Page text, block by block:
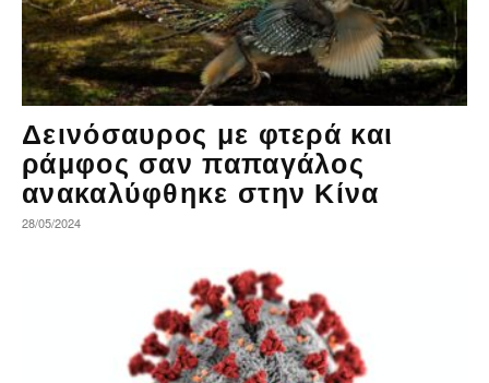
Δεινόσαυρος με φτερά και
ράμφος σαν παπαγάλος
ανακαλύφθηκε στην Κίνα
28/05/2024